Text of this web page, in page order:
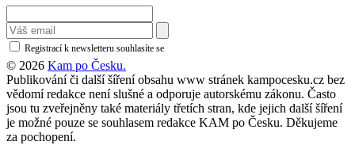
Registrací k newsletteru souhlasíte se
© 2026 Kam po Česku.
Publikování či další šíření obsahu www stránek kampocesku.cz bez
vědomí redakce není slušné a odporuje autorskému zákonu. Často
jsou tu zveřejněny také materiály třetích stran, kde jejich další šíření
je možné pouze se souhlasem redakce KAM po Česku. Děkujeme
za pochopení.